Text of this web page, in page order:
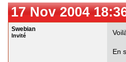
17 Nov 2004
Swebian
Invité
En